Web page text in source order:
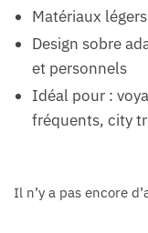
Matériaux
Design sobre
et personnels
Idéal pour :
fréquents, city
Il n’y a pas encore